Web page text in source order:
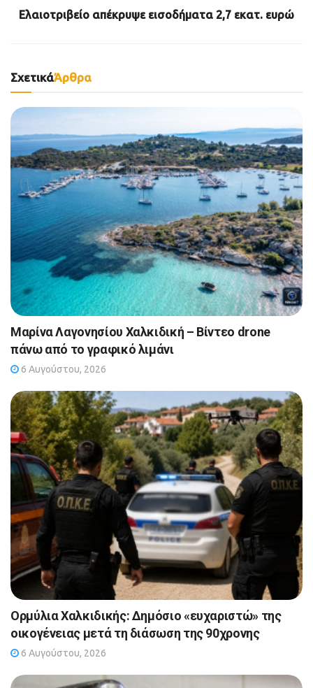
Ελαιοτριβείο απέκρυψε εισοδήματα 2,7 εκατ. ευρώ
ΣχετικάΆρθρα
Μαρίνα Λαγονησίου Χαλκιδική – Βίντεο drone
πάνω από το γραφικό λιμάνι
6 Αυγούστου, 2026
Ορμύλια Χαλκιδικής: Δημόσιο «ευχαριστώ» της
οικογένειας μετά τη διάσωση της 90χρονης
6 Αυγούστου, 2026